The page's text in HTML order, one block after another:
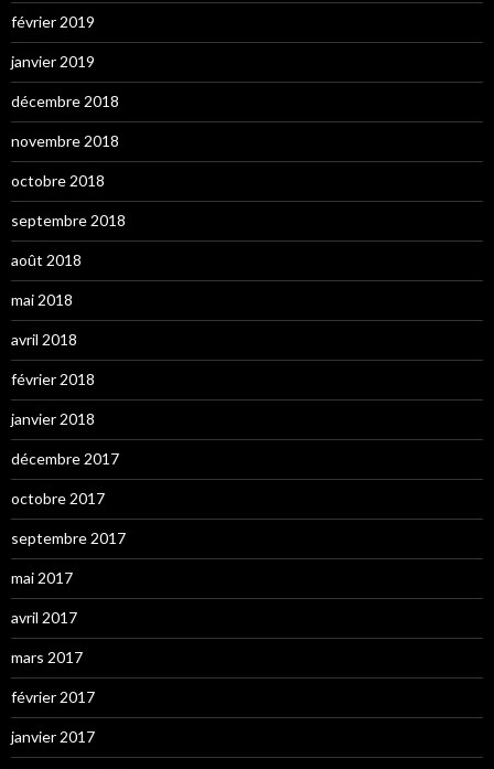
février 2019
janvier 2019
décembre 2018
novembre 2018
octobre 2018
septembre 2018
août 2018
mai 2018
avril 2018
février 2018
janvier 2018
décembre 2017
octobre 2017
septembre 2017
mai 2017
avril 2017
mars 2017
février 2017
janvier 2017